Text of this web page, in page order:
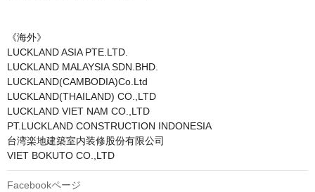
《海外》
LUCKLAND ASIA PTE.LTD.
LUCKLAND MALAYSIA SDN.BHD.
LUCKLAND(CAMBODIA)Co.Ltd
LUCKLAND(THAILAND) CO.,LTD
LUCKLAND VIET NAM CO.,LTD
PT.LUCKLAND CONSTRUCTION INDONESIA
台湾楽地建築室内装修股份有限公司
VIET BOKUTO CO.,LTD
Facebookページ